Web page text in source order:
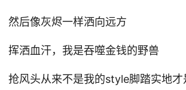
然后像灰烬一样洒向远方
挥洒血汗，我是吞噬金钱的野兽
抢风头从来不是我的style脚踏实地才